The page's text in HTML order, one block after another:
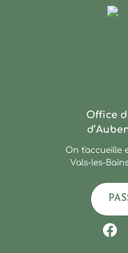
Office
On t'accueille
Vals-les-